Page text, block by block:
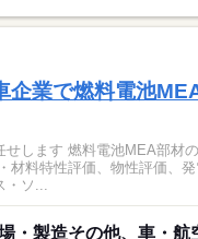
企業で燃料電池
せします 燃料電池MEA部材
材料特性評価、物性評価、
・ソ...
・製造その他、車・航